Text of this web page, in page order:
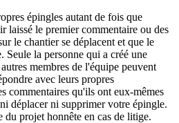
épingles autant de fois que
laissé le premier commentaire ou des
le chantier se déplacent et que le
Seule la personne qui a créé une
membres de l'équipe peuvent
avec leurs propres
commentaires qu'ils ont eux-mêmes
déplacer ni supprimer votre épingle.
projet honnête en cas de litige.